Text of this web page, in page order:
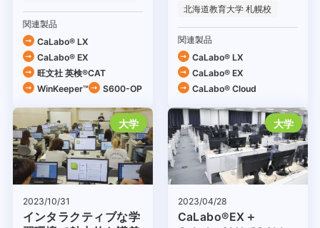
関連製品
CaLabo® LX
CaLabo® EX
旺文社 英検®CAT
WinKeeper™
S600-OP
北海道教育大学 札幌校
関連製品
CaLabo® LX
CaLabo® EX
CaLabo®︎ Cloud
大学
2023/10/31
インタラクティブな学
大学
2023/04/28
CaLabo®EX＋